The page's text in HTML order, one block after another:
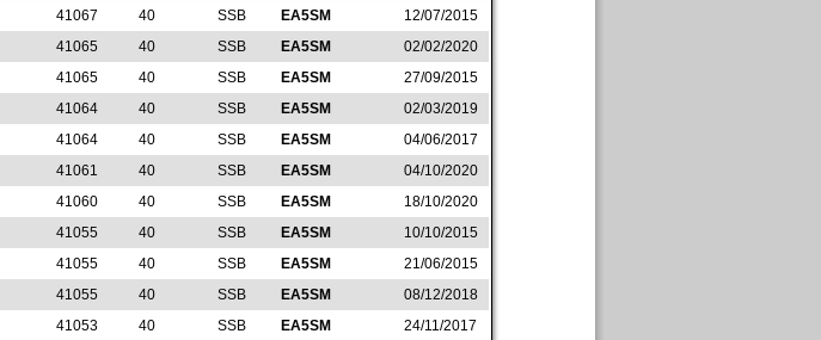
41067 40 SSB EA5SM
12/07/2015
41065 40 SSB EA5SM
02/02/2020
41065 40 SSB EA5SM
27/09/2015
41064 40 SSB EA5SM
02/03/2019
41064 40 SSB EA5SM
04/06/2017
41061 40 SSB EA5SM
04/10/2020
41060 40 SSB EA5SM
18/10/2020
41055 40 SSB EA5SM
10/10/2015
41055 40 SSB EA5SM
21/06/2015
41055 40 SSB EA5SM
08/12/2018
41053 40 SSB EA5SM
24/11/2017